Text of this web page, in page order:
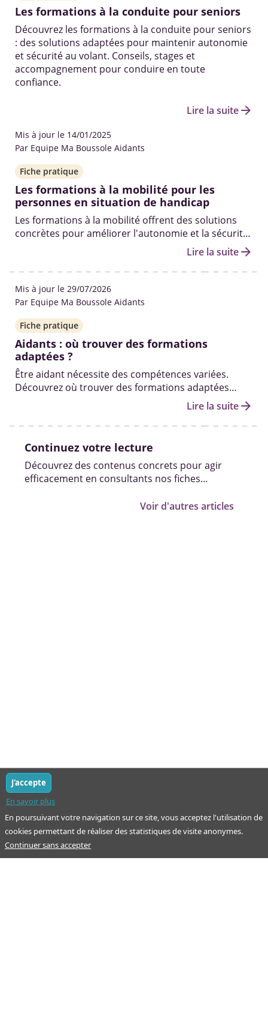
Les formations à la conduite pour seniors
Découvrez les formations à la conduite pour seniors
: des solutions adaptées pour maintenir autonomie
et sécurité au volant. Conseils, stages et
accompagnement pour conduire en toute
confiance.
Lire la suitearrow_forward
Mis à jour le 14/01/2025
Par Equipe Ma Boussole Aidants
Fiche pratique
Les formations à la mobilité pour les
personnes en situation de handicap
Les formations à la mobilité offrent des solutions
concrètes pour améliorer l'autonomie et la sécurité
au quotidien des personnes handicapée, elles
permettent de surmonter les barrières et
d’encourager leur inclusion sociale.
Lire la suitearrow_forward
Mis à jour le 29/07/2026
Par Equipe Ma Boussole Aidants
Fiche pratique
Aidants : où trouver des formations
adaptées ?
Être aidant nécessite des compétences variées.
Découvrez où trouver des formations adaptées
pour mieux accompagner votre proche en perte
d’autonomie tout en préservant votre équilibre et
vos droits
Lire la suitearrow_forward
Continuez votre lecture
Découvrez des contenus concrets pour agir
efficacement en consultants nos fiches
Voir d'autres articles
En poursuivant votre navigation sur ce site, vous acceptez l'utilisation de
cookies permettant de réaliser des statistiques de visite anonymes.
En savoir plus
J'accepte
Continuer sans accepter